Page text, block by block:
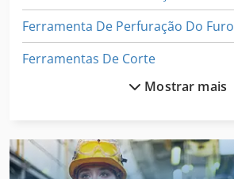
Ferramenta De Perfuração Do Furo
Ferramentas De Corte
Ferramentas De Fresamento
Fresadora De
Mostrar mais